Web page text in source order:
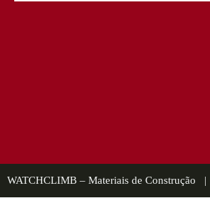
WATCHCLIMB – Materiais de Construção |